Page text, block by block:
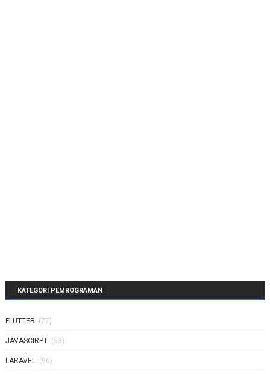
KATEGORI PEMROGRAMAN
FLUTTER (77)
JAVASCIRPT (53)
LARAVEL (96)